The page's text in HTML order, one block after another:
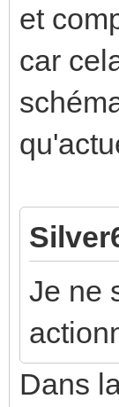
et
car
Je ne
Dans